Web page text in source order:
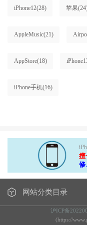
iPhone12(28) 苹果
AppleMusic(21)
AppStore(18)
iPhone手机(16)
擅
修
网站分类目录
沪ICP备
(https://